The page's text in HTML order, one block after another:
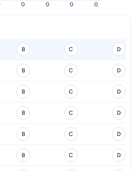
0 0 0 0
B C D
B C D
B C D
B C D
B C D
B C D